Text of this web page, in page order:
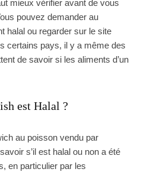
mieux vérifier avant de vous
pouvez demander au
halal ou regarder sur le site
certains pays, il y a même des
de savoir si les aliments d’un
est Halal ?
au poisson vendu par
s’il est halal ou non a été
en particulier par les